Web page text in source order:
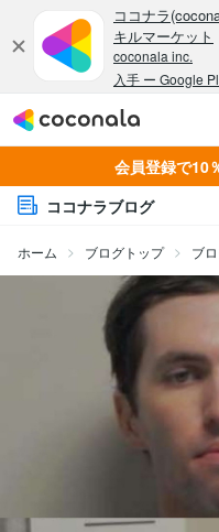
会員登録で10
ココナラブログ
ホーム ブログトップ ブ